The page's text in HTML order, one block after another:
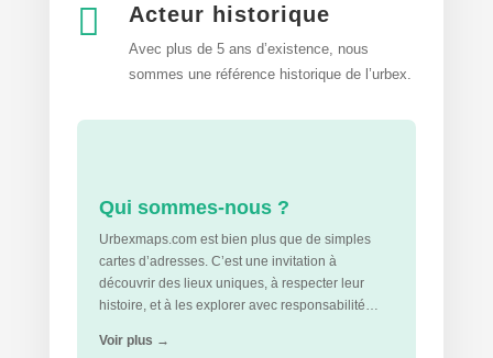
 Acteur historique
Avec plus de 5 ans d’existence, nous
sommes une référence historique de l’urbex.
Qui sommes-nous ?
Urbexmaps.com est bien plus que de simples
cartes d’adresses. C’est une invitation à
découvrir des lieux uniques, à respecter leur
histoire, et à les explorer avec responsabilité…
Voir plus →